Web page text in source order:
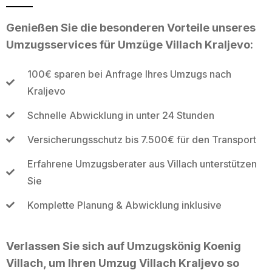
Genießen Sie die besonderen Vorteile unseres
Umzugsservices für Umzüge Villach Kraljevo:
100€ sparen bei Anfrage Ihres Umzugs nach
Kraljevo
Schnelle Abwicklung in unter 24 Stunden
Versicherungsschutz bis 7.500€ für den Transport
Erfahrene Umzugsberater aus Villach unterstützen
Sie
Komplette Planung & Abwicklung inklusive
Verlassen Sie sich auf Umzugskönig Koenig
Villach, um Ihren Umzug Villach Kraljevo so